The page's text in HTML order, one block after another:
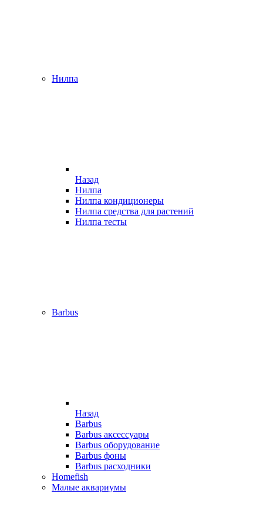
Нилпа
Назад
Нилпа
Нилпа кондиционеры
Нилпа средства для растений
Нилпа тесты
Barbus
Назад
Barbus
Barbus аксессуары
Barbus оборудование
Barbus фоны
Barbus расходники
Homefish
Малые аквариумы